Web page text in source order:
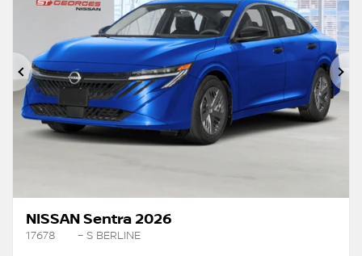
Précédent
NISSAN Sentra 2026
17678 – S BERLINE